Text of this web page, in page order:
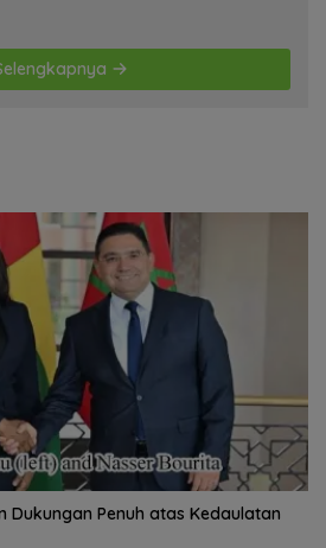
Dukungan Penuh atas Kedaulatan